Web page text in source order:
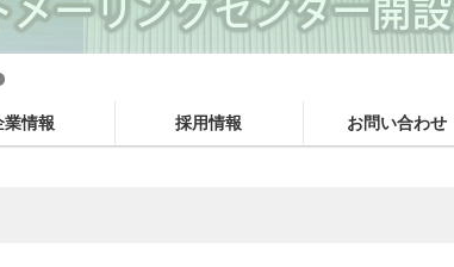
業情報 採用情報 お問い合わせ